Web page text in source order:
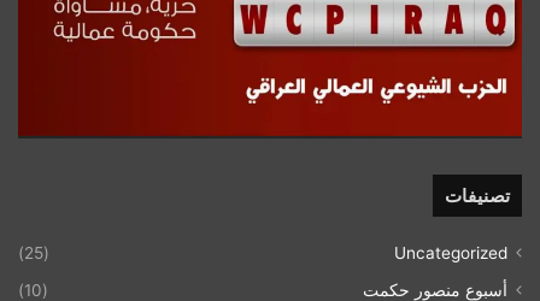
تصنيفات
Uncategorized
(25)
أسبوع منصور حكمت
(10)